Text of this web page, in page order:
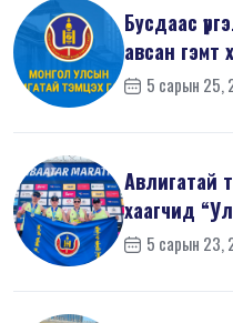
Бусдаас
авсан гэмт
5 сарын 25,
Авлигатай
хаагчид
д оро...
5 сарын 23,